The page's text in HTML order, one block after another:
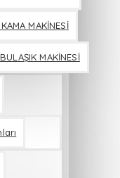
MAKİNESİ
MAKİNESİ